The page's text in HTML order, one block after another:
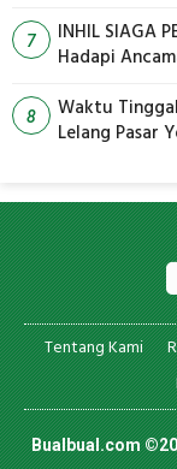
7
INHIL SIAGA
Hadapi
8
Waktu
Lelang Pasar
Tentang Kami
Bualbual.com